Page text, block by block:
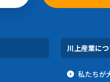
川上産業に
私たちが